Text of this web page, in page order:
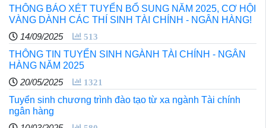
THÔNG BÁO XÉT TUYỂN BỔ SUNG NĂM 2025, CƠ HỘI
VÀNG DÀNH CÁC THÍ SINH TÀI CHÍNH - NGÂN HÀNG!
14/09/2025
513
THÔNG TIN TUYỂN SINH NGÀNH TÀI CHÍNH - NGÂN
HÀNG NĂM 2025
20/05/2025
1321
Tuyển sinh chương trình đào tạo từ xa ngành Tài chính
ngân hàng